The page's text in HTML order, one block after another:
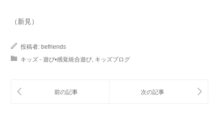
（新見）
投稿者: befriends
キッズ - 遊び•感覚統合遊び, キッズブログ